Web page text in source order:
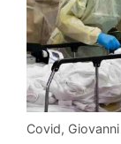
Covid,